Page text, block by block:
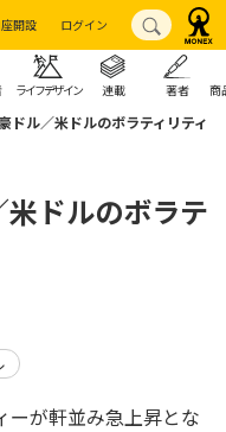
開設 ログイン
ライフデザイン 連載 著者 商
ドル／米ドルのボラティリティ
ドルのボラテ
ーが軒並み急上昇とな